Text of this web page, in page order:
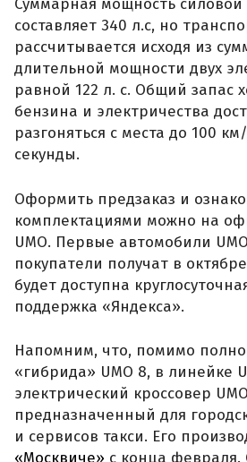
Суммарная мощность силовой
составляет 340 л.с, но
рассчитывается исходя из
длительной мощности двух
равной 122 л. с. Общий запас
бензина и электричества
разгоняться с места до 100
секунды.
Оформить предзаказ и
комплектациями можно на
UMO. Первые автомобили
покупатели получат в
будет доступна
поддержка «Яндекса».
Напомним, что, помимо
«гибрида» UMO 8, в линейке
электрический кроссовер
предназначенный для
и сервисов такси. Его
«Москвиче» с конца